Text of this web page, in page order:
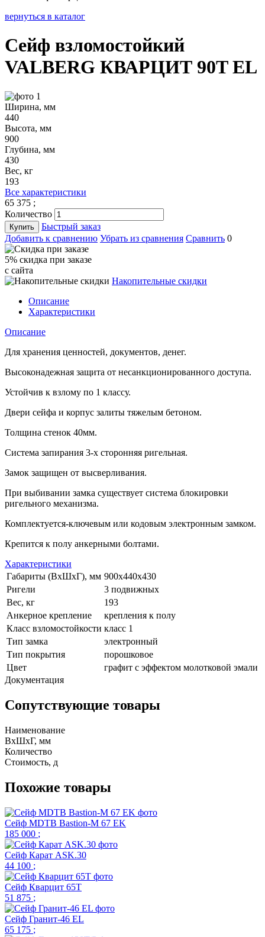
вернуться в каталог
Сейф взломостойкий
VALBERG КВАРЦИТ 90T EL
Ширина, мм
440
Высота, мм
900
Глубина, мм
430
Вес, кг
193
Все характеристики
65 375 ;
Количество
Купить
Быстрый заказ
Добавить к сравнению Убрать из сравнения Сравнить 0
5% cкидка при заказе
с сайта
Накопительные скидки
Описание
Характеристики
Описание
Для хранения ценностей, документов, денег.
Высоконадежная защита от несанкционированного доступа.
Устойчив к взлому по 1 классу.
Двери сейфа и корпус залиты тяжелым бетоном.
Толщина стенок 40мм.
Система запирания 3-х сторонняя ригельная.
Замок защищен от высверливания.
При выбивании замка существует система блокировки
ригельного механизма.
Комплектуется-ключевым или кодовым электронным замком.
Крепится к полу анкерными болтами.
Характеристики
Габариты (ВхШхГ), мм 900х440х430
Ригели
3 подвижных
Вес, кг
193
Анкерное крепление
крепления к полу
Класс взломостойкости класс 1
Тип замка
электронный
Тип покрытия
порошковое
Цвет
графит с эффектом молотковой эмали
Документация
Сопутствующие товары
Наименование
ВхШхГ, мм
Количество
Стоимость, д
Похожие товары
Сейф MDTB Bastion-M 67 EK
185 000 ;
Сейф Карат ASK.30
44 100 ;
Сейф Кварцит 65Т
51 875 ;
Сейф Гранит-46 EL
65 175 ;